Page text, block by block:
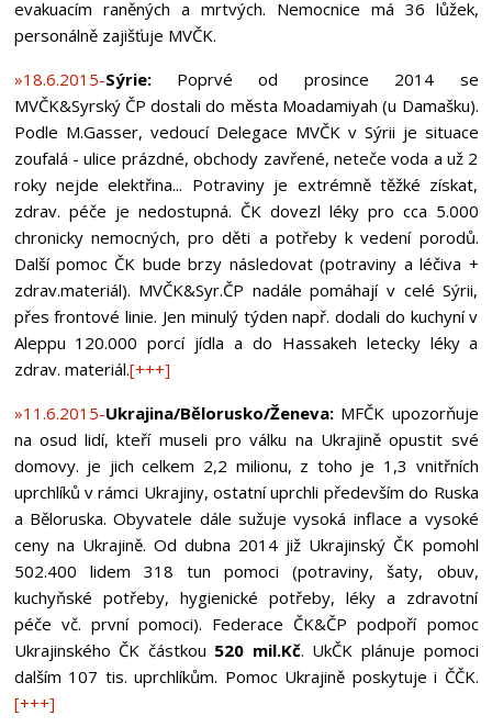
evakuacím raněných a mrtvých. Nemocnice má 36 lůžek,
personálně zajišťuje MVČK.
»18.6.2015-Sýrie: Poprvé od prosince 2014 se
MVČK&Syrský ČP dostali do města Moadamiyah (u Damašku).
Podle M.Gasser, vedoucí Delegace MVČK v Sýrii je situace
zoufalá - ulice prázdné, obchody zavřené, neteče voda a už 2
roky nejde elektřina... Potraviny je extrémně těžké získat,
zdrav. péče je nedostupná. ČK dovezl léky pro cca 5.000
chronicky nemocných, pro děti a potřeby k vedení porodů.
Další pomoc ČK bude brzy následovat (potraviny a léčiva +
zdrav.materiál). MVČK&Syr.ČP nadále pomáhají v celé Sýrii,
přes frontové linie. Jen minulý týden např. dodali do kuchyní v
Aleppu 120.000 porcí jídla a do Hassakeh letecky léky a
zdrav. materiál.[+++]
»11.6.2015-Ukrajina/Bělorusko/Ženeva: MFČK upozorňuje
na osud lidí, kteří museli pro válku na Ukrajině opustit své
domovy. je jich celkem 2,2 milionu, z toho je 1,3 vnitřních
uprchlíků v rámci Ukrajiny, ostatní uprchli především do Ruska
a Běloruska. Obyvatele dále sužuje vysoká inflace a vysoké
ceny na Ukrajině. Od dubna 2014 již Ukrajinský ČK pomohl
502.400 lidem 318 tun pomoci (potraviny, šaty, obuv,
kuchyňské potřeby, hygienické potřeby, léky a zdravotní
péče vč. první pomoci). Federace ČK&ČP podpoří pomoc
Ukrajinského ČK částkou 520 mil.Kč. UkČK plánuje pomoci
dalším 107 tis. uprchlíkům. Pomoc Ukrajině poskytuje i ČČK.
[+++]